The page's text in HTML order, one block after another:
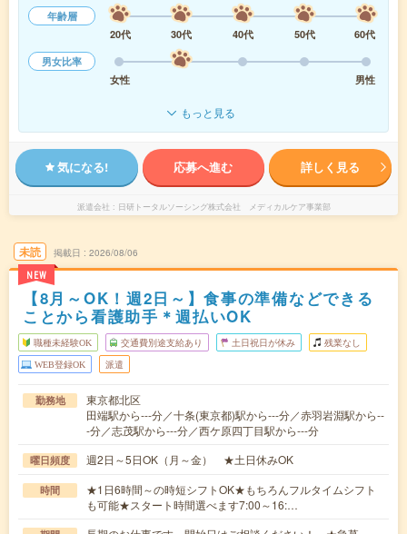
年齢層
20代
30代 40代 50代
60代
男女比率
女性
男性
もっと見る
気になる! 応募へ進む 詳しく見る
派遣会社 日研トータルソーシング株式会社 メディカルケア事業部
未読
NEW
掲載日 2026/08/06
【8月～OK！週2日～】食事の準備などできる
ことから看護助手＊週払いOK
職種未経験OK 交通費別途支給あり 土日祝日が休み 残業なし
WEB登録OK 派遣
勤務地
東京都北区
田端駅から---分／十条(東京都)駅から---分／赤羽岩淵駅から--
-分／志茂駅から---分／西ケ原四丁目駅から---分
曜日頻度 週2日～5日OK（月～金） ★土日休みOK
時間
★1日6時間～の時短シフトOK★もちろんフルタイムシフト
も可能★スタート時間選べます7:00～16:…